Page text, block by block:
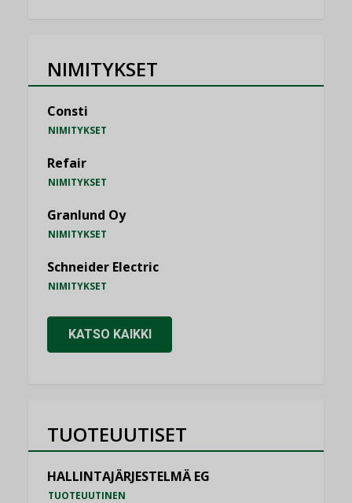
NIMITYKSET
Consti
NIMITYKSET
Refair
NIMITYKSET
Granlund Oy
NIMITYKSET
Schneider Electric
NIMITYKSET
KATSO KAIKKI
TUOTEUUTISET
HALLINTAJÄRJESTELMÄ EG
TUOTEUUTINEN